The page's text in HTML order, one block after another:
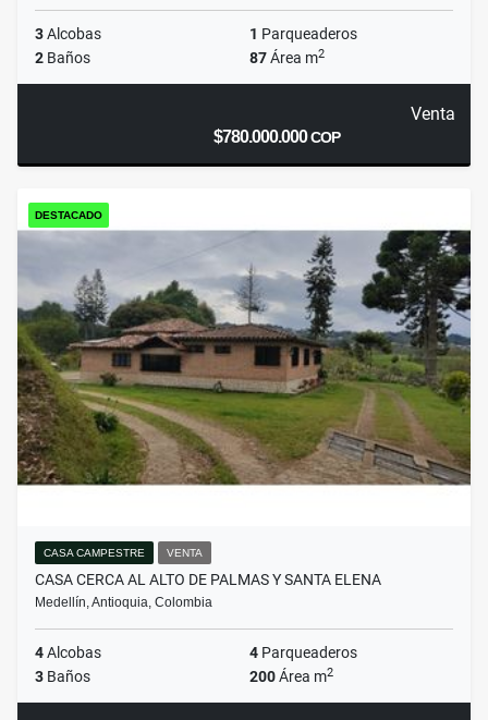
3Alcobas 1 Parqueaderos
2 Baños 87Área m2
Venta
$780.000.000COP
DESTACADO
CASA CAMPESTRE VENTA
CASA CERCA AL ALTO DE PALMAS Y SANTA ELENA
Medellín, Antioquia, Colombia
4Alcobas 4 Parqueaderos
3 Baños 200Área m2